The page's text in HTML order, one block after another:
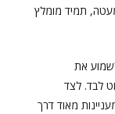
תמיד מומלץ
את
לבד. לצד
מאוד דרך